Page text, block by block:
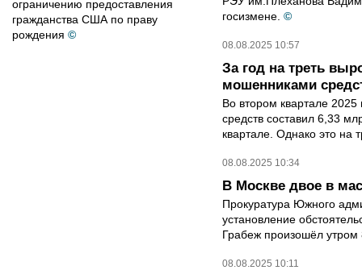
ограничению предоставления
гражданства США по праву
рождения ©
госизмене. ©
08.08.2025 10:57
За год на треть
мошенниками
Во втором квартале
средств составил 6,33
квартале. Однако это на
08.08.2025 10:34
В Москве двое в
Прокуратура Южного
установление
Грабеж произошёл утром
08.08.2025 10:11